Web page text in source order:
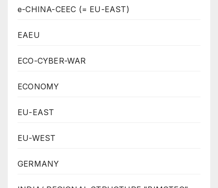
e-CHINA-CEEC (= EU-EAST)
EAEU
ECO-CYBER-WAR
ECONOMY
EU-EAST
EU-WEST
GERMANY